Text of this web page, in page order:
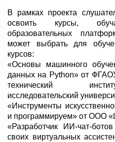
В рамках проекта
освоить курсы,
образовательных
может выбрать для
курсов:
«Основы машинного
данных на Python» от
технический
исследовательский
«Инструменты
и программируем» от ООО
«Разработчик ИИ-чат-
своих виртуальных